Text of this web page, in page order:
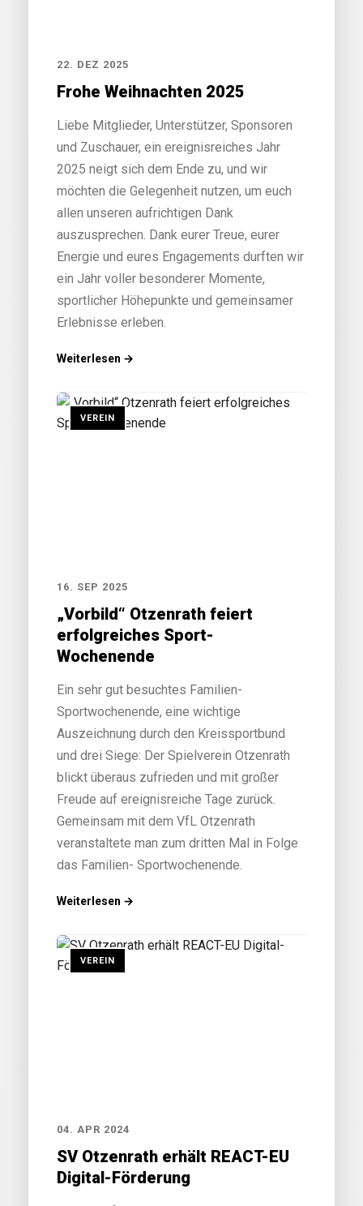
22. DEZ 2025
Frohe Weihnachten 2025
Liebe Mitglieder, Unterstützer, Sponsoren
und Zuschauer, ein ereignisreiches Jahr
2025 neigt sich dem Ende zu, und wir
möchten die Gelegenheit nutzen, um euch
allen unseren aufrichtigen Dank
auszusprechen. Dank eurer Treue, eurer
Energie und eures Engagements durften wir
ein Jahr voller besonderer Momente,
sportlicher Höhepunkte und gemeinsamer
Erlebnisse erleben.
Weiterlesen →
VEREIN
16. SEP 2025
„Vorbild“ Otzenrath feiert
erfolgreiches Sport-
Wochenende
Ein sehr gut besuchtes Familien-
Sportwochenende, eine wichtige
Auszeichnung durch den Kreissportbund
und drei Siege: Der Spielverein Otzenrath
blickt überaus zufrieden und mit großer
Freude auf ereignisreiche Tage zurück.
Gemeinsam mit dem VfL Otzenrath
veranstaltete man zum dritten Mal in Folge
das Familien- Sportwochenende.
Weiterlesen →
VEREIN
04. APR 2024
SV Otzenrath erhält REACT-EU
Digital-Förderung